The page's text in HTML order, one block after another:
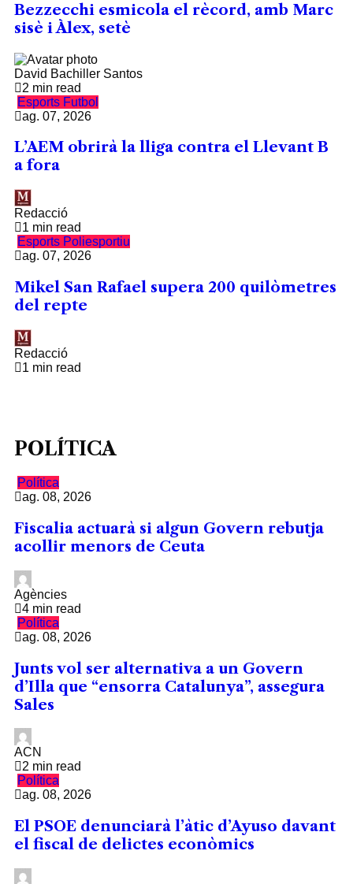
Bezzecchi esmicola el rècord, amb Marc
sisè i Àlex, setè
David Bachiller Santos
2 min read
Esports Futbol
ag. 07, 2026
L’AEM obrirà la lliga contra el Llevant B
a fora
Redacció
1 min read
Esports Poliesportiu
ag. 07, 2026
Mikel San Rafael supera 200 quilòmetres
del repte
Redacció
1 min read
POLÍTICA
Política
ag. 08, 2026
Fiscalia actuarà si algun Govern rebutja
acollir menors de Ceuta
Agències
4 min read
Política
ag. 08, 2026
Junts vol ser alternativa a un Govern
d’Illa que “ensorra Catalunya”, assegura
Sales
ACN
2 min read
Política
ag. 08, 2026
El PSOE denunciarà l’àtic d’Ayuso davant
el fiscal de delictes econòmics